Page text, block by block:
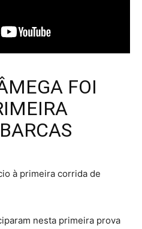
FOI
à primeira corrida de
nesta primeira prova